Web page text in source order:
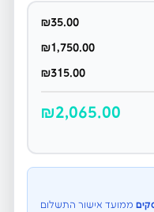
₪35.00
₪1,750.00
₪315.00
₪2,065.00
ממועד אישור התשלום